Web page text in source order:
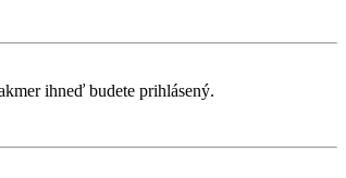
ihneď budete prihlásený.